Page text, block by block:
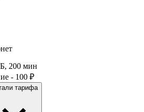
, 200 мин
- 100 ₽
тарифа